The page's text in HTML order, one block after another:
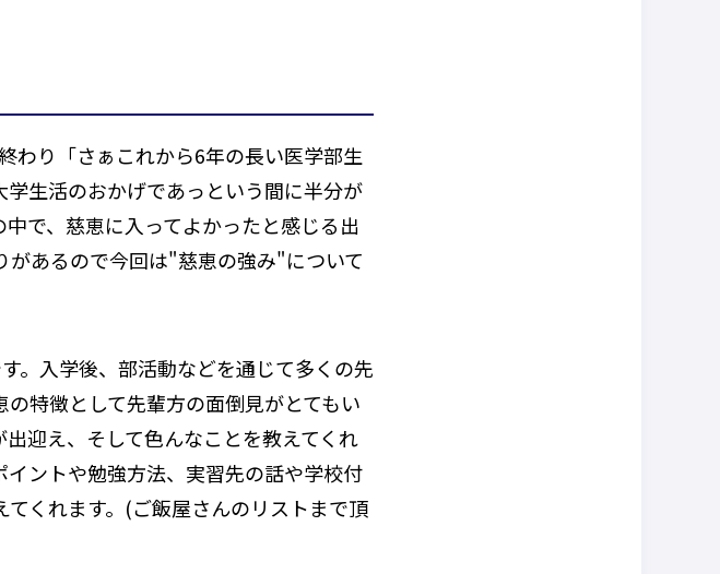
わり「さぁこれから6年の長い医学部生
生活のおかげであっという間に半分が
で、慈恵に入ってよかったと感じる出
あるので今回は"慈恵の強み"について
。入学後、部活動などを通じて多くの先
特徴として先輩方の面倒見がとてもい
迎え、そして色んなことを教えてくれ
ントや勉強方法、実習先の話や学校付
くれます。(ご飯屋さんのリストまで頂